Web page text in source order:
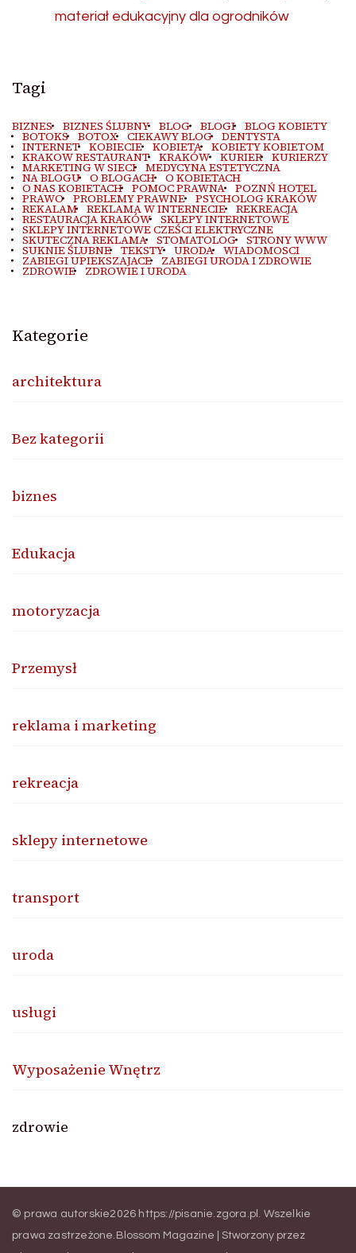
materiał edukacyjny dla ogrodników
Tagi
BIZNES BIZNES ŚLUBNY BLOG BLOGI BLOG KOBIETY
BOTOKS BOTOX CIEKAWY BLOG DENTYSTA
INTERNET KOBIECIE KOBIETA KOBIETY KOBIETOM
KRAKOW RESTAURANT KRAKÓW KURIER KURIERZY
MARKETING W SIECI MEDYCYNA ESTETYCZNA
NA BLOGU O BLOGACH O KOBIETACH
O NAS KOBIETACH POMOC PRAWNA POZNŃ HOTEL
PRAWO PROBLEMY PRAWNE PSYCHOLOG KRAKÓW
REKALAM REKLAMA W INTERNECIE REKREACJA
RESTAURACJA KRAKÓW SKLEPY INTERNETOWE
SKLEPY INTERNETOWE CZEŚCI ELEKTRYCZNE
SKUTECZNA REKLAMA STOMATOLOG STRONY WWW
SUKNIE ŚLUBNE TEKSTY URODA WIADOMOSCI
ZABIEGI UPIEKSZAJACE ZABIEGI URODA I ZDROWIE
ZDROWIE ZDROWIE I URODA
Kategorie
architektura
Bez kategorii
biznes
Edukacja
motoryzacja
Przemysł
reklama i marketing
rekreacja
sklepy internetowe
transport
uroda
usługi
Wyposażenie Wnętrz
zdrowie
© prawa autorskie2026 https://pisanie.zgora.pl
. Wszelkie
prawa zastrzeżone. Blossom Magazine | Stworzony przez